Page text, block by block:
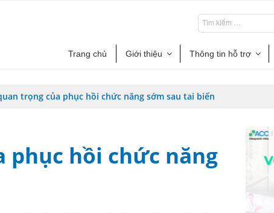
Trang chủ Giới thiệu Thông tin hỗ trợ
trọng của phục hồi chức năng sớm sau tai biến
phục hồi chức năng